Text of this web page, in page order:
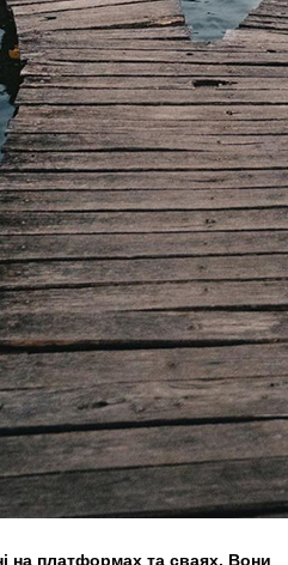
на платформах та сваях. Вони